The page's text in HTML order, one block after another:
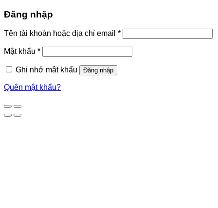
Đăng nhập
Tên tài khoản hoặc địa chỉ email *
Mật khẩu *
Ghi nhớ mật khẩu Đăng nhập
Quên mật khẩu?